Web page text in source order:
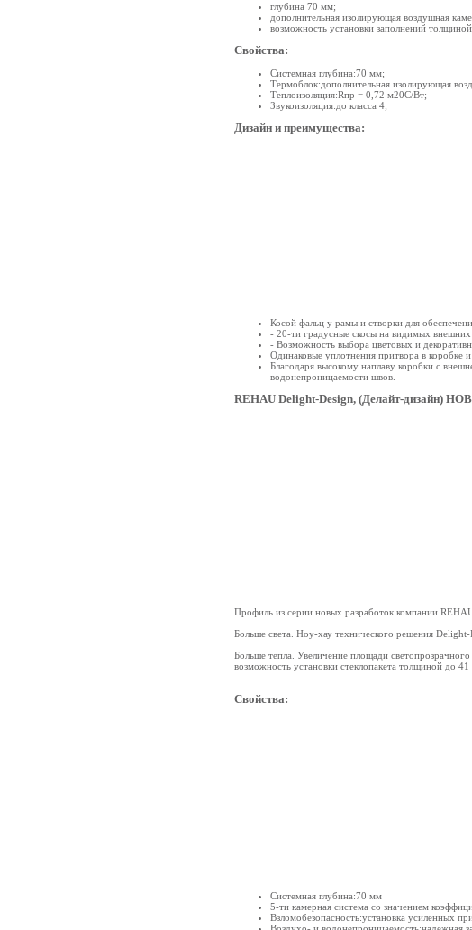
глубина 70 мм;
дополнительная изолирующая воздушная
возможность установки заполнений
Свойства:
Системная глубина:70 мм;
Термоблок:дополнительная изолирующая
Теплоизоляция:Rпр = 0,72 м20С/Вт;
Звукоизоляция:до класса 4;
Дизайн и преимущества:
Косой фальц у рамы и створки для
- 20-ти градусные скосы на видимых
- Возможность выбора цветовых и
Одинаковые уплотнения притвора в коробке и
Благодаря высокому наплаву коробки с
водонепроницаемости швов.
REHAU Delight-Design, (Делайт-дизайн)
Профиль из серии новых разработок компании
Больше света. Ноу-хау технического решения
Больше тепла. Увеличение площади
возможность установки стеклопакета толщиной до
Свойства:
Системная глубина:70 мм
5-ти камерная система со значением
Взломобезопасность:установка усиленных